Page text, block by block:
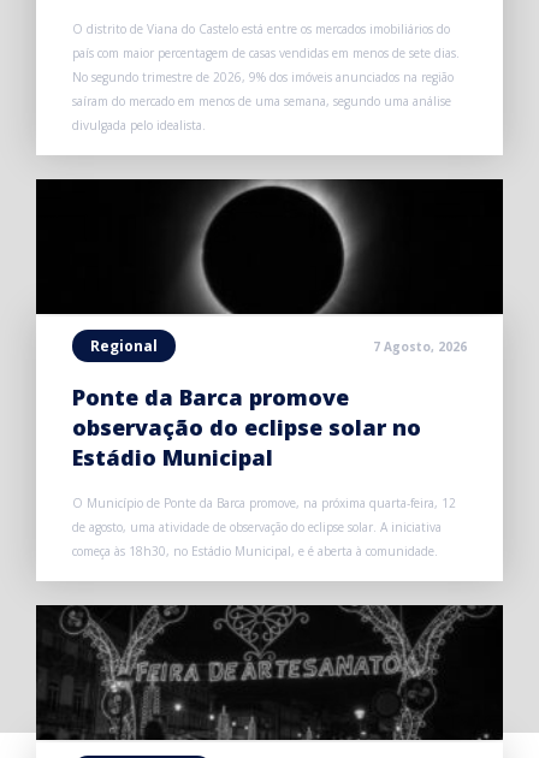
O distrito de Viana do Castelo está entre os mercados imobiliários do
país com maior percentagem de casas vendidas em menos de sete dias.
No segundo trimestre de 2026, 9% dos imóveis anunciados na região
saíram do mercado em menos de uma semana, segundo uma análise
divulgada pelo idealista.
Regional 7 Agosto, 2026
Ponte da Barca promove
observação do eclipse solar no
Estádio Municipal
O Município de Ponte da Barca promove, na próxima quarta-feira, 12
de agosto, uma atividade de observação do eclipse solar. A iniciativa
começa às 18h30, no Estádio Municipal, e é aberta à comunidade.